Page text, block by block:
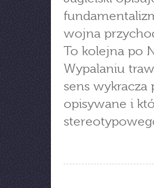
wojna
To kolejna po
Wypalaniu
sens
opisywane i